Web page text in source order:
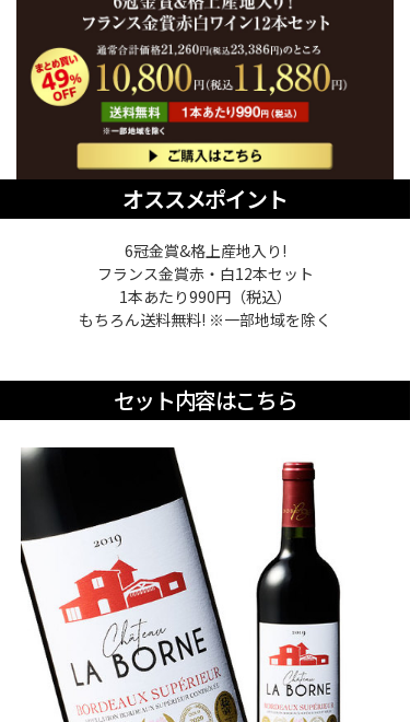
オススメポイント
6冠金賞&格上産地入り!
フランス金賞赤・白12本セット
1本あたり990円（税込）
もちろん送料無料! ※一部地域を除く
セット内容はこちら